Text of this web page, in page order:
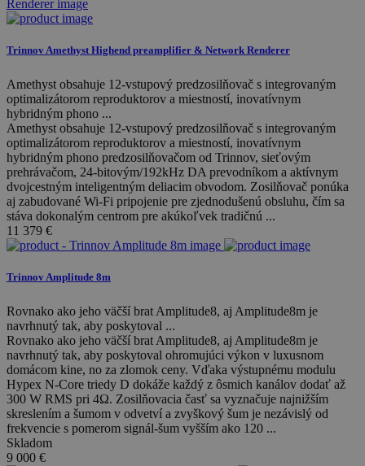
Trinnov Amethyst Highend preamplifier & Network Renderer
Amethyst obsahuje 12-vstupový predzosilňovač s integrovaným
optimalizátorom reproduktorov a miestností, inovatívnym
hybridným phono ...
Amethyst obsahuje 12-vstupový predzosilňovač s integrovaným
optimalizátorom reproduktorov a miestností, inovatívnym
hybridným phono predzosilňovačom od Trinnov, sieťovým
prehrávačom, 24-bitovým/192kHz DA prevodníkom a aktívnym
dvojcestným inteligentným deliacim obvodom. Zosilňovač ponúka
aj zabudované Wi-Fi pripojenie pre zjednodušenú obsluhu, čím sa
stáva dokonalým centrom pre akúkoľvek tradičnú ...
11 379 €
Trinnov Amplitude 8m
Rovnako ako jeho väčší brat Amplitude8, aj Amplitude8m je
navrhnutý tak, aby poskytoval ...
Rovnako ako jeho väčší brat Amplitude8, aj Amplitude8m je
navrhnutý tak, aby poskytoval ohromujúci výkon v luxusnom
domácom kine, no za zlomok ceny. Vďaka výstupnému modulu
Hypex N-Core triedy D dokáže každý z ôsmich kanálov dodať až
300 W RMS pri 4Ω. Zosilňovacia časť sa vyznačuje najnižším
skreslením a šumom v odvetví a zvyškový šum je nezávislý od
frekvencie s pomerom signál-šum vyšším ako 120 ...
Skladom
9 000 €